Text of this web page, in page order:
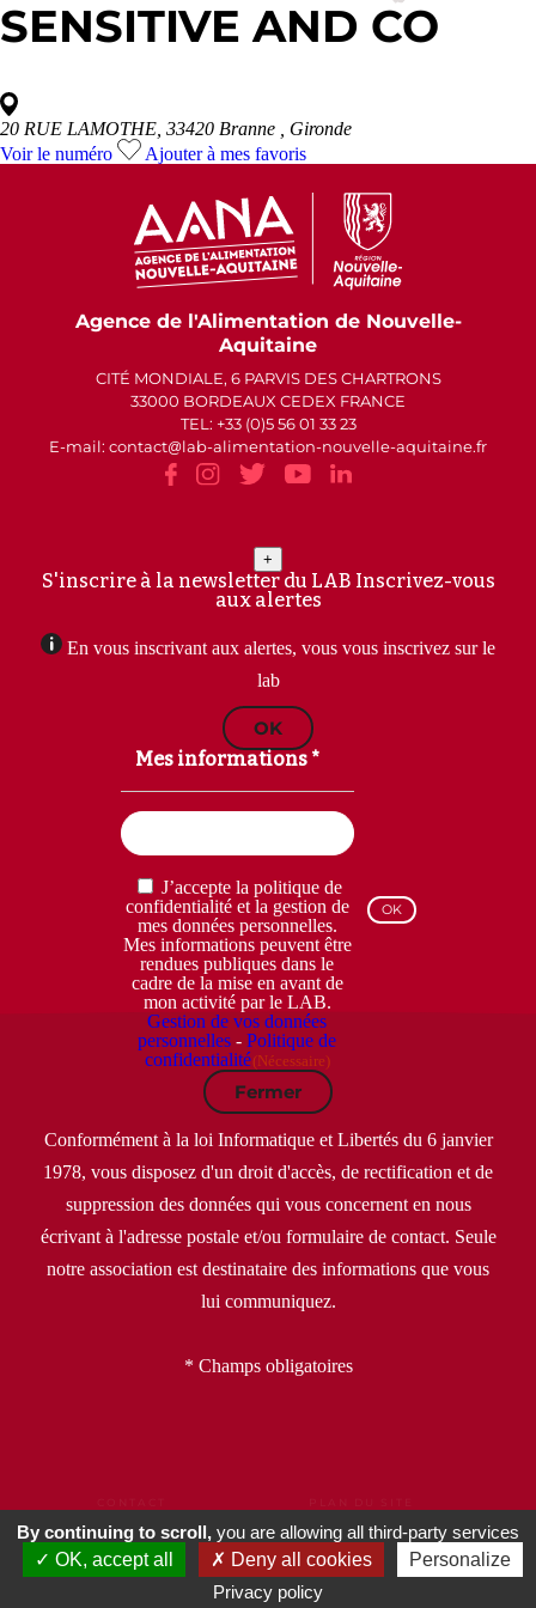
SENSITIVE AND CO
20 RUE LAMOTHE, 33420 Branne
, Gironde
Voir le numéro
Ajouter à mes favoris
Agence de l'Alimentation de Nouvelle-
Aquitaine
CITÉ MONDIALE, 6 PARVIS DES CHARTRONS
33000 BORDEAUX CEDEX FRANCE
TEL: +33 (0)5 56 01 33 23
E-mail: contact
lab-alimentation-nouvelle-aquitaine.fr
+
S'inscrire à la newsletter du LAB Inscrivez-vous
aux alertes
En vous inscrivant aux alertes, vous vous inscrivez sur le
lab
OK
Mes informations *
RGPD
(Nécessaire)
J’accepte la politique de
confidentialité et la gestion de
mes données personnelles.
Mes informations peuvent être
rendues publiques dans le
cadre de la mise en avant de
mon activité par le LAB.
Gestion de vos données
personnelles -Politique de
confidentialité(Nécessaire)
Fermer
Conformément à la loi Informatique et Libertés du 6 janvier
1978, vous disposez d'un droit d'accès, de rectification et de
suppression des données qui vous concernent en nous
écrivant à l'adresse postale et/ou formulaire de contact. Seule
notre association est destinataire des informations que vous
lui communiquez.
* Champs obligatoires
POLITIQUE DE CONFIDENTIALITÉ
DONNÉES PERSONNELLES
GESTION DE COOKIES
PARTENAIRES
COIN PRESSE
By continuing to scroll, you are allowing all third-party services
OK, accept all
Deny all cookies
Personalize
Privacy policy